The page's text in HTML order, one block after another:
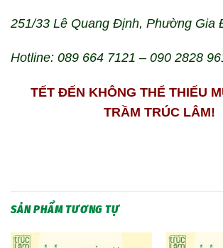
251/33 Lê Quang Định, Phường Gia
Hotline: 089 664 7121 – 090 2828
TẾT ĐẾN KHÔNG THỂ THIẾU
TRẦM TRÚC LÂM!
SẢN PHẨM TƯƠNG TỰ